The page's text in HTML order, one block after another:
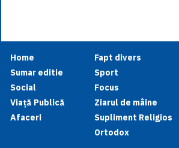
Home
Sumar editie
Social
Viață Publică
Afaceri
Fapt divers
Sport
Focus
Ziarul de mâine
Supliment Religios
Ortodox